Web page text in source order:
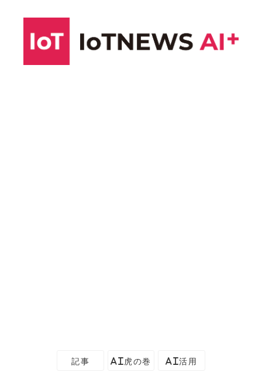
記事 AI虎の巻 AI活用